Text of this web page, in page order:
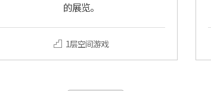
的展览。
1层空间游戏